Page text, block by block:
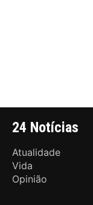
24 Notícias
Atualidade
Vida
Opinião